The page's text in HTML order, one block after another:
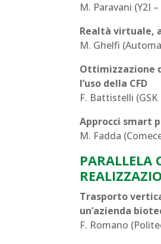
M. Paravani (Y2I
Realtà virtuale,
M. Ghelfi
Ottimizzazione
l’uso della CFD
F. Battistelli
Approcci smart
M. Fadda
PARALLELA
Trasporto
un’azienda
F. Romano